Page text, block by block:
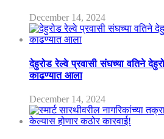
December 14, 2024
देहुरोड रेल्वे प्रवासी संघच्या वतिने
काढण्यात आला
December 14, 2024